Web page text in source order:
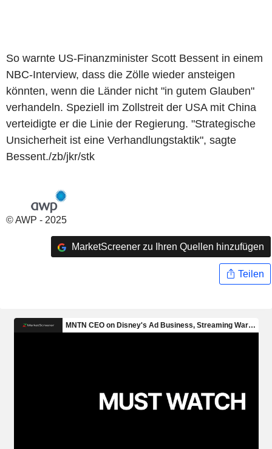
So warnte US-Finanzminister Scott Bessent in einem
NBC-Interview, dass die Zölle wieder ansteigen
könnten, wenn die Länder nicht "in gutem Glauben"
verhandeln. Speziell im Zollstreit der USA mit China
verteidigte er die Linie der Regierung. "Strategische
Unsicherheit ist eine Verhandlungstaktik", sagte
Bessent./zb/jkr/stk
© AWP - 2025
MarketScreener zu Ihren Quellen hinzufügen
Teilen